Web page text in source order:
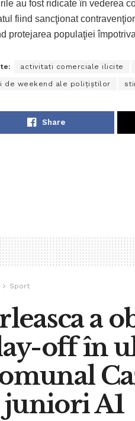
au fost ridicate în vederea
fiind sancţionat
protejarea populaţiei
activitati comerciale ilicite
de weekend ale polițiștilor
Share
Sport
a
off în
juniori A1